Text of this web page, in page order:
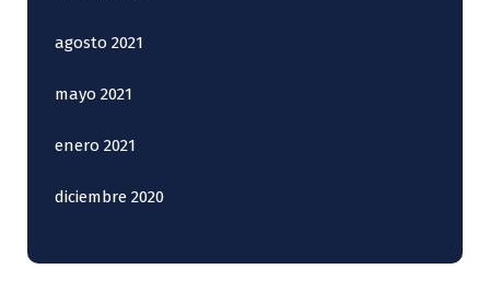
agosto 2021
mayo 2021
enero 2021
diciembre 2020